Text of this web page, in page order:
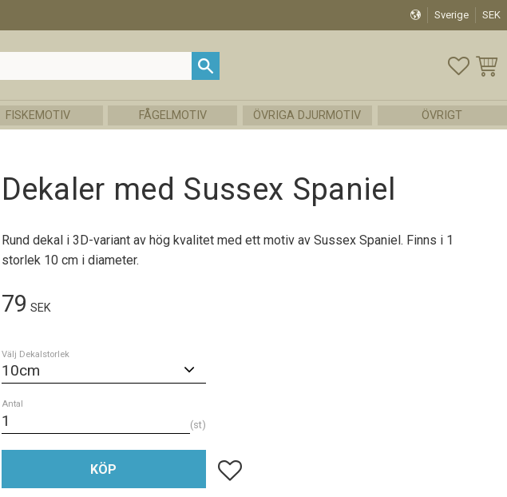
Sverige SEK
FISKEMOTIV FÅGELMOTIV ÖVRIGA DJURMOTIV ÖVRIGT
Dekaler med Sussex Spaniel
Rund dekal i 3D-variant av hög kvalitet med ett motiv av Sussex Spaniel. Finns i 1
storlek 10 cm i diameter.
79 SEK
Välj Dekalstorlek
Antal
st
KÖP Lägg till i favoriter